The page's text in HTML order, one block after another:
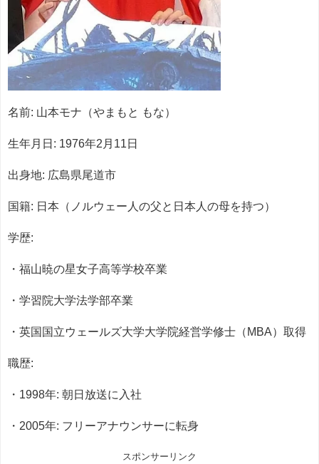
名前: 山本モナ（やまもと もな）
生年月日: 1976年2月11日
出身地: 広島県尾道市
国籍: 日本（ノルウェー人の父と日本人の母を持つ）
学歴:
・福山暁の星女子高等学校卒業
・学習院大学法学部卒業
・英国国立ウェールズ大学大学院経営学修士（MBA）取得
職歴:
・1998年: 朝日放送に入社
・2005年: フリーアナウンサーに転身
スポンサーリンク